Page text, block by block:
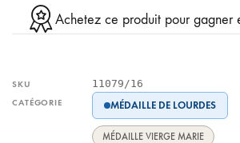
Achetez ce produit pour gagner
SKU 11079/16
CATÉGORIE MÉDAILLE DE LOURDES
MÉDAILLE VIERGE MARIE